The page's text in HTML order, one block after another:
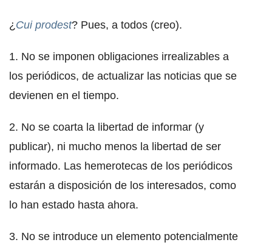
¿Cui prodest? Pues, a todos (creo).
1. No se imponen obligaciones irrealizables a
los periódicos, de actualizar las noticias que se
devienen en el tiempo.
2. No se coarta la libertad de informar (y
publicar), ni mucho menos la libertad de ser
informado. Las hemerotecas de los periódicos
estarán a disposición de los interesados, como
lo han estado hasta ahora.
3. No se introduce un elemento potencialmente